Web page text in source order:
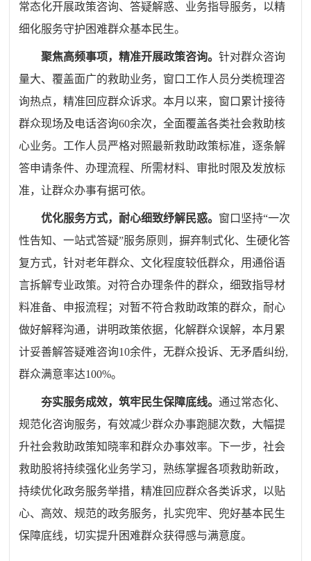
常态化开展政策咨询、答疑解惑、业务指导服务，以精
细化服务守护困难群众基本民生。
聚焦高频事项，精准开展政策咨询。针对群众咨询
量大、覆盖面广的救助业务，窗口工作人员分类梳理咨
询热点，精准回应群众诉求。本月以来，窗口累计接待
群众现场及电话咨询60余次，全面覆盖各类社会救助核
心业务。工作人员严格对照最新救助政策标准，逐条解
答申请条件、办理流程、所需材料、审批时限及发放标
准，让群众办事有据可依。
优化服务方式，耐心细致纾解民惑。 窗口坚持“一次
性告知、一站式答疑”服务原则，摒弃制式化、生硬化答
复方式，针对老年群众、文化程度较低群众，用通俗语
言拆解专业政策。对符合办理条件的群众，细致指导材
料准备、申报流程；对暂不符合救助政策的群众，耐心
做好解释沟通，讲明政策依据，化解群众误解，本月累
计妥善解答疑难咨询10余件，无群众投诉、无矛盾纠纷,
群众满意率达100%。
夯实服务成效，筑牢民生保障底线。通过常态化、
规范化咨询服务，有效减少群众办事跑腿次数，大幅提
升社会救助政策知晓率和群众办事效率。下一步，社会
救助股将持续强化业务学习，熟练掌握各项救助新政，
持续优化政务服务举措，精准回应群众各类诉求，以贴
心、高效、规范的政务服务，扎实兜牢、兜好基本民生
保障底线，切实提升困难群众获得感与满意度。